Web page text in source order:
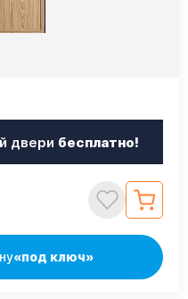
двери бесплатно!
«под ключ»